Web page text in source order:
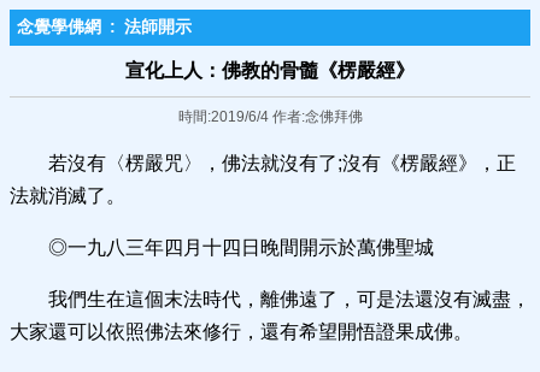
念覺學佛網 : 法師開示
宣化上人：佛教的骨髓《楞嚴經》
時間:2019/6/4 作者:念佛拜佛
若沒有〈楞嚴咒〉，佛法就沒有了;沒有《楞嚴經》，正
法就消滅了。
◎一九八三年四月十四日晚間開示於萬佛聖城
我們生在這個末法時代，離佛遠了，可是法還沒有滅盡，
大家還可以依照佛法來修行，還有希望開悟證果成佛。